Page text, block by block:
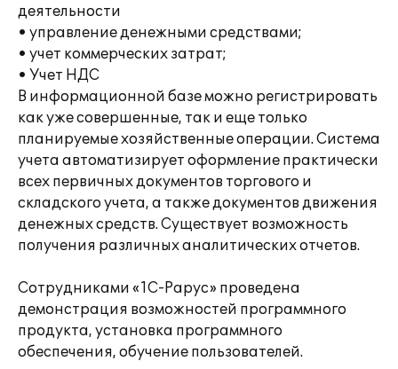
деятельности
• управление денежными средствами;
• учет коммерческих затрат;
• Учет НДС
В информационной базе можно регистрировать
как уже совершенные, так и еще только
планируемые хозяйственные операции. Система
учета автоматизирует оформление практически
всех первичных документов торгового и
складского учета, а также документов движения
денежных средств. Существует возможность
получения различных аналитических отчетов.
Сотрудниками «1С-Рарус» проведена
демонстрация возможностей программного
продукта, установка программного
обеспечения, обучение пользователей.